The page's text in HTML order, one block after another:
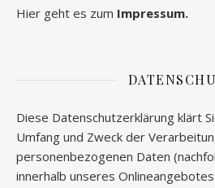
Hier geht es zum Impressum.
Diese Datenschutzerklärung klärt
Umfang und Zweck der
personenbezogenen Daten
innerhalb unseres